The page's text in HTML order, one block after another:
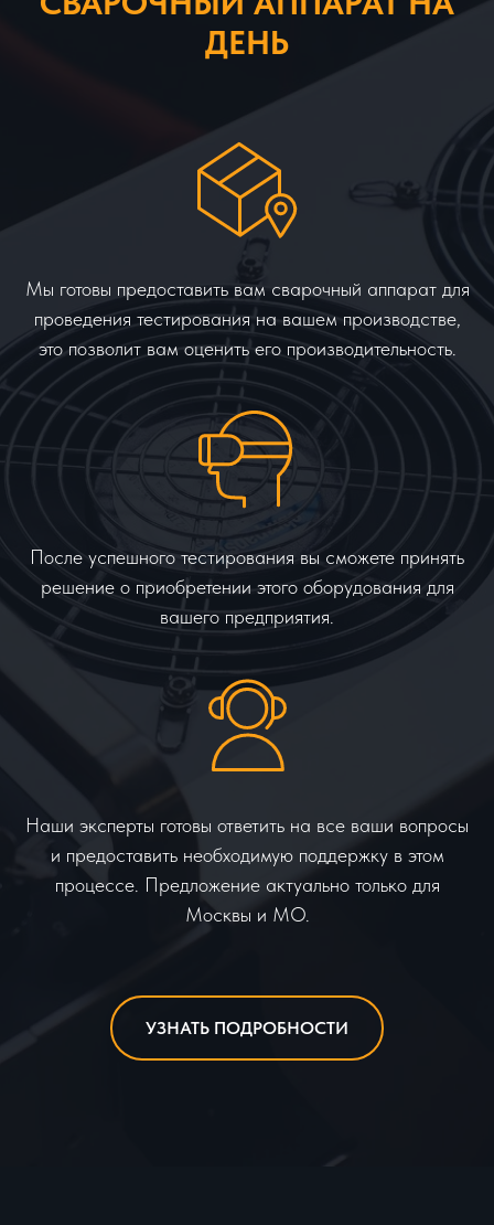
ДЕНЬ
Мы готовы предоставить вам сварочный аппарат для
проведения тестирования на вашем производстве,
это позволит вам оценить его производительность.
После успешного тестирования вы сможете принять
решение о приобретении этого оборудования для
вашего предприятия.
Наши эксперты готовы ответить на все ваши вопросы
и предоставить необходимую поддержку в этом
процессе. Предложение актуально только для
Москвы и МО.
УЗНАТЬ ПОДРОБНОСТИ